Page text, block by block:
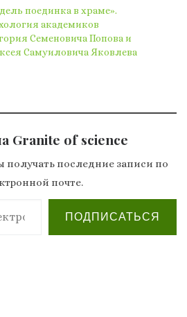
поединка в храме».
академиков
Семеновича Попова и
Самуиловича Яковлева
Granite of science
последние записи по
почте.
почты…
ПОДПИСАТЬСЯ